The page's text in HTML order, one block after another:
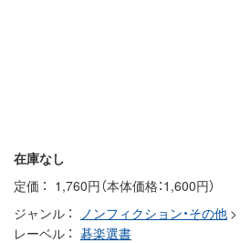
在庫なし
定価
1,760円（本体価格：1,600円）
ジャンル
ノンフィクション・その他 >
レーベル
碁楽選書